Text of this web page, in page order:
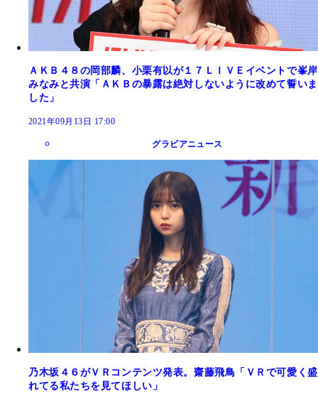
ＡＫＢ４８の岡部麟、小栗有以が１７ＬＩＶＥイベントで峯岸
みなみと共演「ＡＫＢの暴露は絶対しないように改めて誓いま
した」
2021年09月13日 17:00
グラビアニュース
乃木坂４６がＶＲコンテンツ発表。齋藤飛鳥「ＶＲで可愛く盛
れてる私たちを見てほしい」